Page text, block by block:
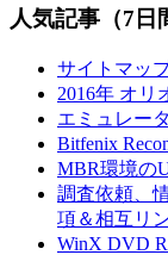
人気記事（7日
サイトマッ
2016年 オリ
エミュレー
Bitfenix
MBR環境の
調査依頼、
項＆相互リ
WinX DVD